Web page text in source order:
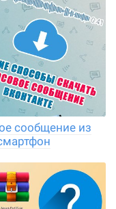
сообщение из